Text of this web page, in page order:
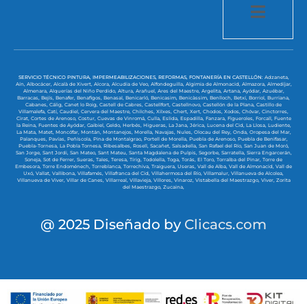
SERVICIO TÉCNICO PINTURA, IMPERMEABILIZACIONES, REFORMAS, FONTANERÍA EN CASTELLÓN: Adzaneta,
Aín, Albocácer, Alcalà de Xivert, Alcora, Alcudia de Veo, Alfondeguilla, Algimia de Almonacid, Almazora, Almedíjar,
Almenara, Alquerías del Niño Perdido, Altura, Arañuel, Ares del Maestre, Argelita, Artana, Ayódar, Azuébar,
Barracas, Bejís, Benafer, Benafigos, Benasal, Benicarló, Benicasim, Benicàssim, Benlloch, Betxí, Borriol, Burriana,
Cabanes, Cálig, Canet lo Roig, Castell de Cabres, Castellfort, Castellnovo, Castellón de la Plana, Castillo de
Villamalefa, Catí, Caudiel, Cervera del Maestre, Chilches, Xilxes, Chert, Xert, Chodos, Xodos, Chóvar, Cinctorres,
Cirat, Cortes de Arenoso, Costur, Cuevas de Vinromá, Culla, Eslida, Espadilla, Fanzara, Figueroles, Forcall, Fuente
la Reina, Fuentes de Ayódar, Gaibiel, Geldo, Herbés, Higueras, La Jana, Jérica, Lucena del Cid, La Llosa, Ludiente,
La Mata, Matet, Moncófar, Montán, Montanejos, Morella, Navajas, Nules, Olocau del Rey, Onda, Oropesa del Mar,
Palanques, Pavías, Peñíscola, Pina de Montalgrao, Portell de Morella, Puebla de Arenoso, Puebla de Benifasar,
Puebla-Tornesa, La Pobla Tornesa, Ribesalbes, Rosell, Sacañet, Salsadella, San Rafael del Río, San Juan de Moró,
San Jorge, Sant Jordi, San Mateo, Sant Mateu, Santa Magdalena de Pulpis, Segorbe, Sarratella, Sierra Engarcerán,
Soneja, Sot de Ferrer, Sueras, Tales, Teresa, Tírig, Todolella, Toga, Torás, El Toro, Torralba del Pinar, Torre de
Embesora, Torre Endoménech, Torreblanca, Torrechiva, Traiguera, Useras, Vall de Alba, Vall de Almonacid, Vall de
Uxó, Vallat, Vallibona, Villafamés, Villafranca del Cid, Villahermosa del Río, Villamalur, Villanueva de Alcolea,
Villanueva de Viver, Villar de Canes, Villarreal, Villavieja, Villores, Vinaroz, Vistabella del Maestrazgo, Viver, Zorita
del Maestrazgo, Zucaina,
@ 2025 Diseñado by Clicacs.com